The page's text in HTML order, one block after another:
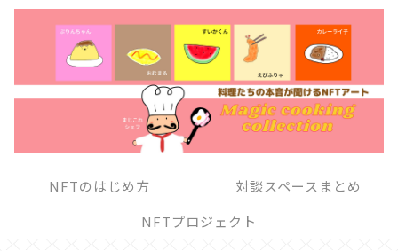
NFTのはじめ方
対談スペースまとめ
NFTプロジェクト